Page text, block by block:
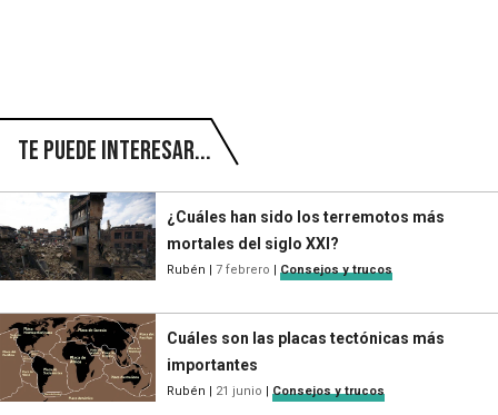
Te puede interesar...
¿Cuáles han sido los terremotos más
mortales del siglo XXI?
Rubén | 7 febrero | Consejos y trucos
Cuáles son las placas tectónicas más
importantes
Rubén | 21 junio | Consejos y trucos